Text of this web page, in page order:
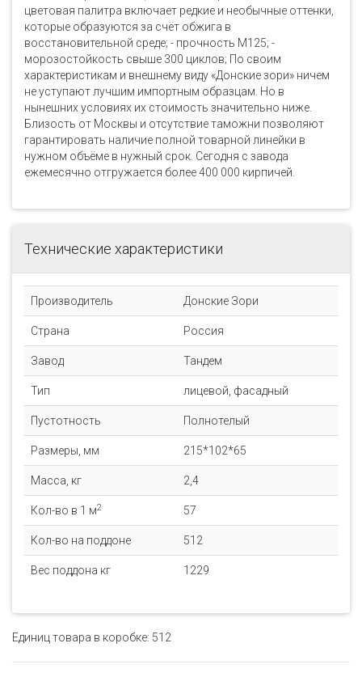
цветовая палитра включает редкие и необычные оттенки,
которые образуются за счёт обжига в
восстановительной среде; - прочность М125; -
морозостойкость свыше 300 циклов; По своим
характеристикам и внешнему виду «Донские зори» ничем
не уступают лучшим импортным образцам. Но в
нынешних условиях их стоимость значительно ниже.
Близость от Москвы и отсутствие таможни позволяют
гарантировать наличие полной товарной линейки в
нужном объёме в нужный срок. Сегодня с завода
ежемесячно отгружается более 400 000 кирпичей.
Технические характеристики
Производитель Донские Зори
Страна Россия
Завод Тандем
Тип лицевой, фасадный
Пустотность Полнотелый
Размеры, мм 215*102*65
Масса, кг 2,4
Кол-во в 1 м2 57
Кол-во на поддоне 512
Вес поддона кг 1229
Единиц товара в коробке: 512